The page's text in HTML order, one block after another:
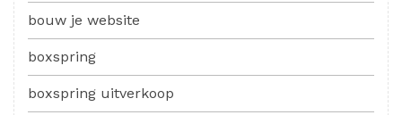
bouw je website
boxspring
boxspring uitverkoop